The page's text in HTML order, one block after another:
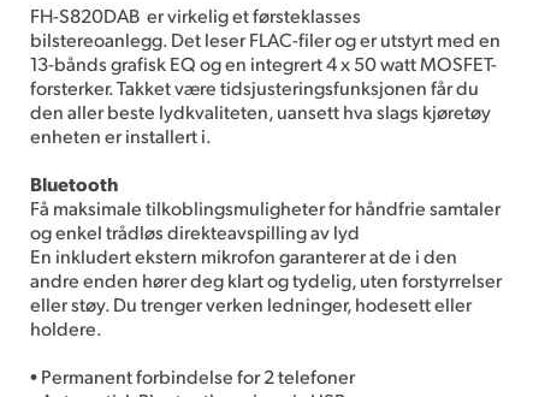
FH-S820DAB er virkelig et førsteklasses
bilstereoanlegg. Det leser FLAC-filer og er utstyrt med en
13-bånds grafisk EQ og en integrert 4 x 50 watt MOSFET-
forsterker. Takket være tidsjusteringsfunksjonen får du
den aller beste lydkvaliteten, uansett hva slags kjøretøy
enheten er installert i.
Bluetooth
Få maksimale tilkoblingsmuligheter for håndfrie samtaler
og enkel trådløs direkteavspilling av lyd
En inkludert ekstern mikrofon garanterer at de i den
andre enden hører deg klart og tydelig, uten forstyrrelser
eller støy. Du trenger verken ledninger, hodesett eller
holdere.
• Permanent forbindelse for 2 telefoner